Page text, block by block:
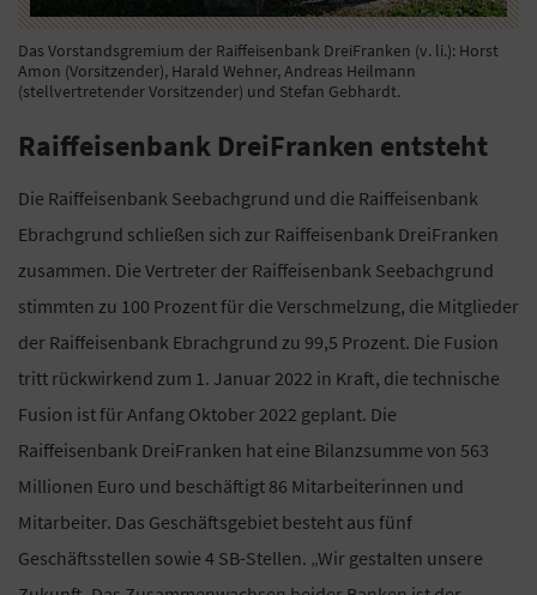
Das Vorstandsgremium der Raiffeisenbank DreiFranken (v. li.): Horst
Amon (Vorsitzender), Harald Wehner, Andreas Heilmann
(stellvertretender Vorsitzender) und Stefan Gebhardt.
Raiffeisenbank DreiFranken entsteht
Die Raiffeisenbank Seebachgrund und die Raiffeisenbank
Ebrachgrund schließen sich zur Raiffeisenbank DreiFranken
zusammen. Die Vertreter der Raiffeisenbank Seebachgrund
stimmten zu 100 Prozent für die Verschmelzung, die Mitglieder
der Raiffeisenbank Ebrachgrund zu 99,5 Prozent. Die Fusion
tritt rückwirkend zum 1. Januar 2022 in Kraft, die technische
Fusion ist für Anfang Oktober 2022 geplant. Die
Raiffeisenbank DreiFranken hat eine Bilanzsumme von 563
Millionen Euro und beschäftigt 86 Mitarbeiterinnen und
Mitarbeiter. Das Geschäftsgebiet besteht aus fünf
Geschäftsstellen sowie 4 SB-Stellen. „Wir gestalten unsere